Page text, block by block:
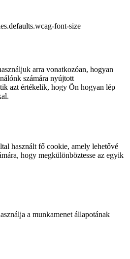
font-size
arra vonatkozóan, hogyan
számára nyújtott
azt értékelik, hogy Ön hogyan lép
használt fő cookie, amely lehetővé
hogy megkülönböztesse az egyik
a munkamenet állapotának